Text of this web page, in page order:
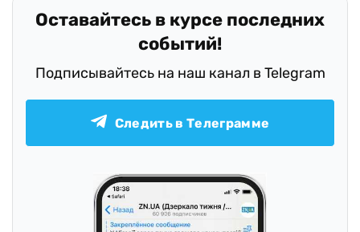
Оставайтесь в курсе последних
событий!
Подписывайтесь на наш канал в Telegram
Следить в Телеграмме